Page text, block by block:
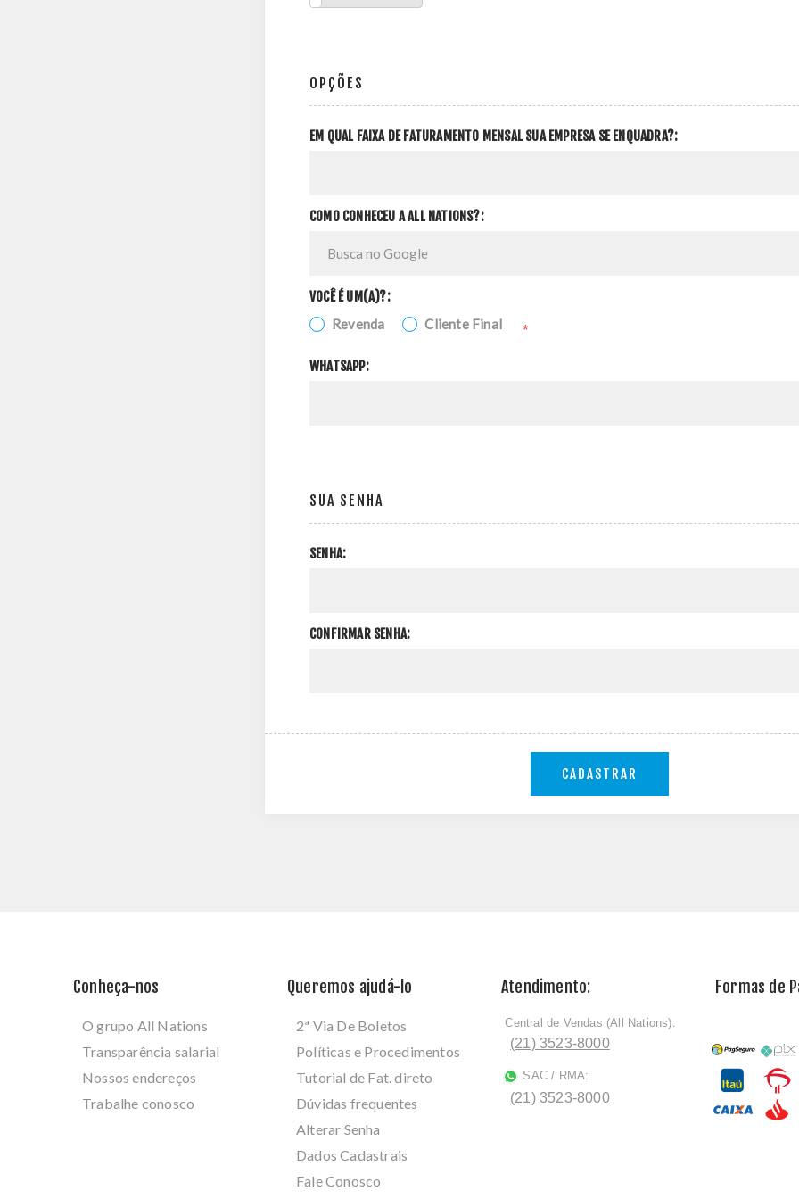
OPÇÕES
EM QUAL FAIXA DE FATURAMENTO MENSAL SUA EMPRESA SE ENQUADRA?:
COMO CONHECEU A ALL NATIONS?:
VOCÊ É UM(A)?:
Revenda Cliente Final *
WHATSAPP:
SUA SENHA
SENHA:
CONFIRMAR SENHA:
CADASTRAR
Conheça-nos
O grupo All Nations
Transparência salarial
Nossos endereços
Trabalhe conosco
Queremos ajudá-lo
2ª Via De Boletos
Políticas e Procedimentos
Tutorial de Fat. direto
Dúvidas frequentes
Alterar Senha
Dados Cadastrais
Fale Conosco
Atendimento:
ﾠCentral de Vendas (All Nations):
(21) 3523-8000
SAC / RMA:
(21) 3523-8000
Formas de